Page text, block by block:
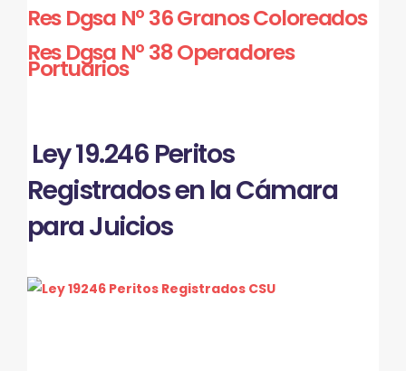
Res Dgsa Nº 36 Granos Coloreados
Res Dgsa Nº 38 Operadores
Portuarios
Ley 19.246 Peritos
Registrados en la Cámara
para Juicios